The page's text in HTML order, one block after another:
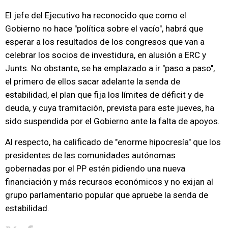
El jefe del Ejecutivo ha reconocido que como el
Gobierno no hace "política sobre el vacío", habrá que
esperar a los resultados de los congresos que van a
celebrar los socios de investidura, en alusión a ERC y
Junts. No obstante, se ha emplazado a ir "paso a paso",
el primero de ellos sacar adelante la senda de
estabilidad, el plan que fija los límites de déficit y de
deuda, y cuya tramitación, prevista para este jueves, ha
sido suspendida por el Gobierno ante la falta de apoyos.
Al respecto, ha calificado de "enorme hipocresía" que los
presidentes de las comunidades autónomas
gobernadas por el PP estén pidiendo una nueva
financiación y más recursos económicos y no exijan al
grupo parlamentario popular que apruebe la senda de
estabilidad.